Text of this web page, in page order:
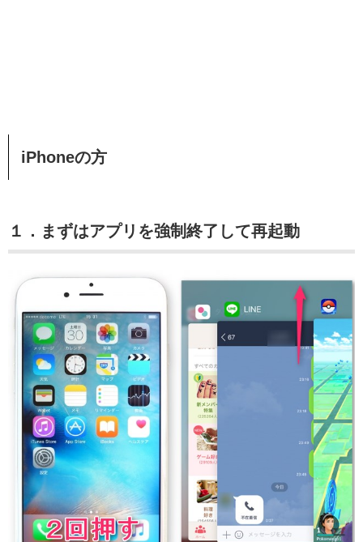
iPhoneの方
１．まずはアプリを強制終了して再起動